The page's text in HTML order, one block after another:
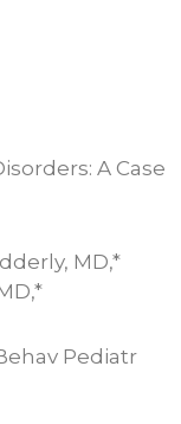
A Case
MD,*
Pediatr